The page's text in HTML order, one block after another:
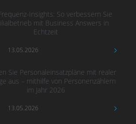
Insights: So verbessern Sie
mit Business Answers in
Echtzeit
13.05.2026
Sie Personaleinsatzpläne mit realer
aus – mithilfe von Personenzählern
im Jahr 2026
13.05.2026